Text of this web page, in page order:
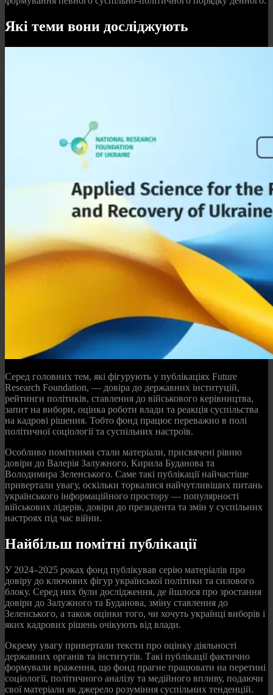
Які теми вони досліджують
Серед головних тем, які фігурують у публікаціях Future
Research Foundation, — довіра до державних інституцій,
рейтинги політиків, ставлення до військового керівництва,
запит на вибори, оцінка роботи влади та реакція суспільства
на кадрові рішення. Тобто фонд працює переважно в полі
політичної соціології та суспільних настроїв.
Особливо помітними стали матеріали, присвячені рівню
довіри до Валерія Залужного, Кирила Буданова та
Володимира Зеленського. Саме такі публікації найчастіше
привертали увагу, оскільки торкалися найчутливіших питань
українського інформаційного простору — популярності
військових лідерів, довіри до президента та змін у суспільних
настроях під час війни.
Найбільш помітні публікації
У 2024–2025 роках фонд публікував серію матеріалів про
довіру до ключових фігур української політики та силового
блоку. Серед них були дослідження, де йшлося про зростання
довіри до Залужного та Буданова, зміну ставлення до
Зеленського, а також оцінки того, чи хочуть українці виборів і
яких кадрових рішень очікують від влади.
Окрему увагу привертали тексти про оцінку діяльності
державних органів та інститутів. Такі публікації фактично
формували враження, що фонд прагне працювати на перетині
соціології, політичного аналізу та медійного впливу, подаючи
свої матеріали як джерело розуміння суспільних тенденцій.